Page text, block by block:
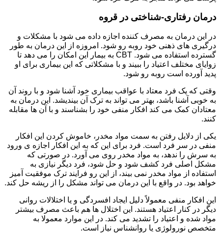
درمان رفتاری-شناختی در قروه
در این درمان به مصرف کننده اجازه داده می شود با مشکلات و
درگیری های ذهنی خود روبه رو شود. امروزه از این درمان به طور
گسترده استفاده می شود. CBT به بیمار این امکان را می دهد تا
زوایای مختلف اعتیاد را ببیند و با مشکلاتی که این بیماری برای او
پدید آورده است روبه رو شود.
وقتی که یک فرد معتاد با عواقب بیماری خود آشنا شود و با روند آن
به خوبی آشنا باشد، بهتر می تواند به ترک آن بیندیشد. این درمان به
معتادان کمک می کند افکار منفی خود را بشناسند و با آن ها مقابله
کنند.
یکی از دلایل رفتن به سمت مواد مخدر، خاموش کردن این افکار
منفی در سر فرد است. فرد برای این که به این افکار اجازه ی ورود
به سرش را ندهد، به مواد مخدر روی می آورد. در صورتی که
مشکل اصلی فرد کشف شود و حل شود، فرد دیگر نیازی به
استفاده از مواد مخدر نمی بیند، از این رو فرایند ترک موفقیت آمیز
خواهد بود. در واقع با این درمان می تواند مشکل را از ریشه حل کند.
این افکار منفی معمولاً دلیل ایجاد افسردگی و یا اختلالات روانی
دیگر در کنار اعتیاد هستند. این اختلال ها هم باعث مصرف بیشتر
مواد شده و اعتیاد را تشدید می کند. در این موارد معمولا به
متخصص نورولوژی یا روانشناس نیاز است.